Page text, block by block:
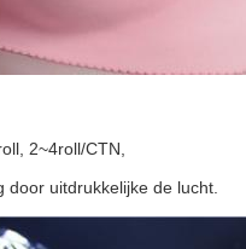
2~4roll/CTN,
uitdrukkelijke de lucht.